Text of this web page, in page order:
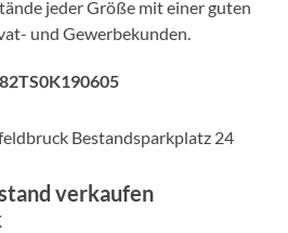
jeder Größe mit einer guten
und Gewerbekunden.
verkaufen